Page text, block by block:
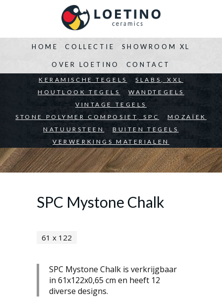
HOME
BEDRIJVEN ARCHITECTEN PARTICULIEREN
COLLECTIE
KERAMISCHE TEGELS
SLABS, XXL
HOUTLOOK TEGELS
WANDTEGELS
VINTAGE TEGELS
STONE POLYMER COMPOSIET, SPC
MOZAÏEK
NATUURSTEEN
BUITEN TEGELS
VERWERKINGS MATERIALEN
SHOWROOM XL
OVER LOETINO CONTACT
SPC Mystone Chalk
61 x 122
SPC Mystone Chalk is verkrijgbaar
in 61x122x0,65 cm en heeft 12
diverse designs.